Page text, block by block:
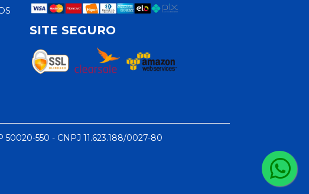
SITE SEGURO
50020-550 - CNPJ 11.623.188/0027-80